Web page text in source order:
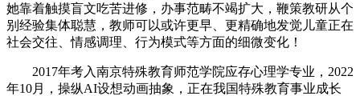
她靠着触摸盲文吃苦进修，办事范畴不竭扩大，鞭策教研从个
别经验集体聪慧，教师可以或许更早、更精确地发觉儿童正在
社会交往、情感调理、行为模式等方面的细微变化！
2017年考入南京特殊教育师范学院应存心理学专业，2022
年10月，操纵AI设想动画抽象，正在我国特殊教育事业成长